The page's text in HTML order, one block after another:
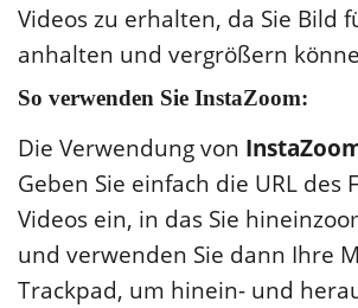
Videos zu erhalten, da Sie Bild
anhalten und vergrößern
So verwenden Sie InstaZoom:
Die Verwendung von
Geben Sie einfach die URL des
Videos ein, in das Sie
und verwenden Sie dann Ihre
Trackpad, um hinein- und